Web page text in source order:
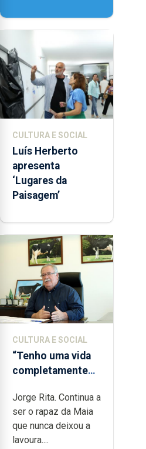
Senhora da
CULTURA E SOCIAL
Luís Herberto
apresenta
‘Lugares da
Paisagem’
CULTURA E SOCIAL
“Tenho uma vida
completamente
dedicação, gosto
e muita paixão”
Jorge Rita. Continua a
ser o rapaz da Maia
que nunca deixou a
lavoura....